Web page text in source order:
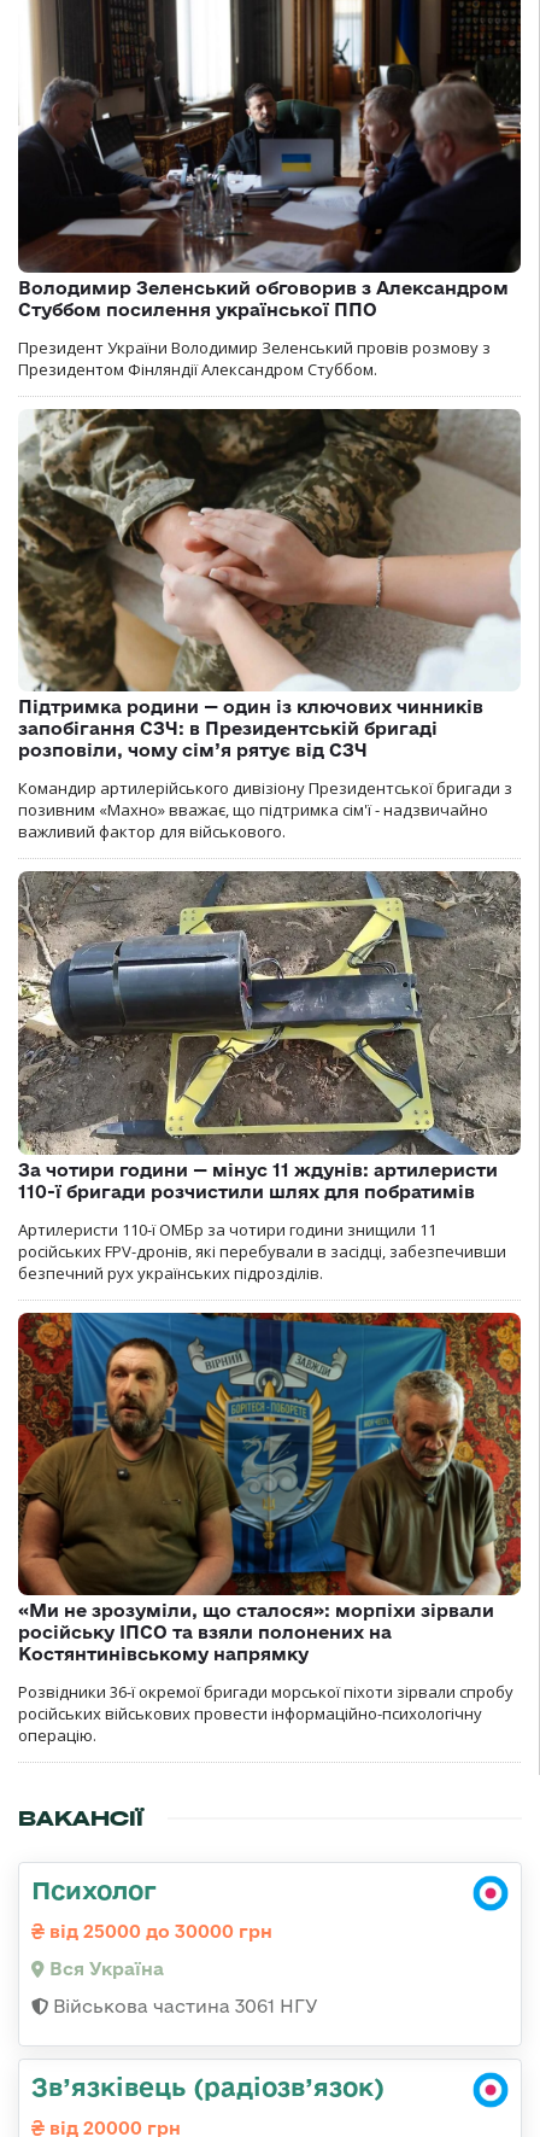
Володимир Зеленський обговорив з Александром
Стуббом посилення української ППО
Президент України Володимир Зеленський провів розмову з
Президентом Фінляндії Александром Стуббом.
Підтримка родини — один із ключових чинників
запобігання СЗЧ: в Президентській бригаді
розповіли, чому сім’я рятує від СЗЧ
Командир артилерійського дивізіону Президентської бригади з
позивним «Махно» вважає, що підтримка сім'ї - надзвичайно
важливий фактор для військового.
За чотири години — мінус 11 ждунів: артилеристи
110-ї бригади розчистили шлях для побратимів
Артилеристи 110-ї ОМБр за чотири години знищили 11
російських FPV-дронів, які перебували в засідці, забезпечивши
безпечний рух українських підрозділів.
«Ми не зрозуміли, що сталося»: морпіхи зірвали
російську ІПСО та взяли полонених на
Костянтинівському напрямку
Розвідники 36-ї окремої бригади морської піхоти зірвали спробу
російських військових провести інформаційно-психологічну
операцію.
ВАКАНСІЇ
Психолог
від 25000 до 30000 грн
Вся Україна
Військова частина 3061 НГУ
Зв’язківець (радіозв’язок)
від 20000 грн